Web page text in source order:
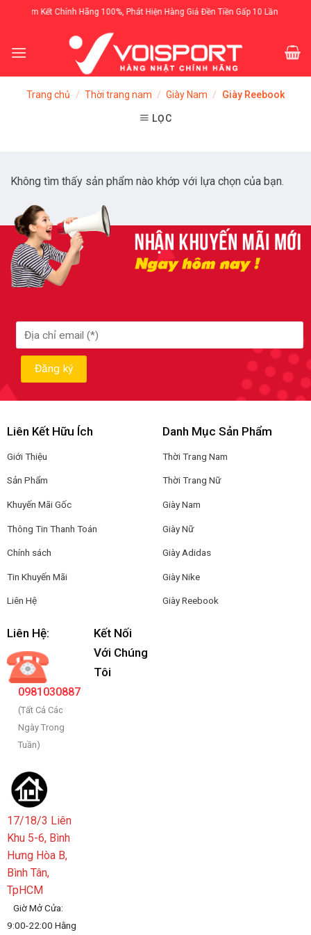
Cam Kết Chính Hãng 100%, Phát Hiện Hàng Giả Đền Tiền Gấp 10 Lần
Trang chủ / Thời trang nam / Giày Nam / Giày Reebook
LỌC
Không tìm thấy sản phẩm nào khớp với lựa chọn của bạn.
Liên Kết Hữu Ích
Giới Thiệu
Sản Phẩm
Khuyến Mãi Gốc
Thông Tin Thanh Toán
Chính sách
Tin Khuyến Mãi
Liên Hệ
Danh Mục Sản Phẩm
Thời Trang Nam
Thời Trang Nữ
Giày Nam
Giày Nữ
Giày Adidas
Giày Nike
Giày Reebook
Liên Hệ:
0981030887
(Tất Cả Các
Ngày Trong
Tuần)
17/18/3 Liên
Khu 5-6, Bình
Hưng Hòa B,
Bình Tân,
TpHCM
Giờ Mở Cửa:
9:00-22:00 Hằng
Kết Nối
Với Chúng
Tôi